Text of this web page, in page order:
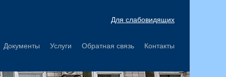
Для слабовидящих
Документы Услуги Обратная связь Контакты